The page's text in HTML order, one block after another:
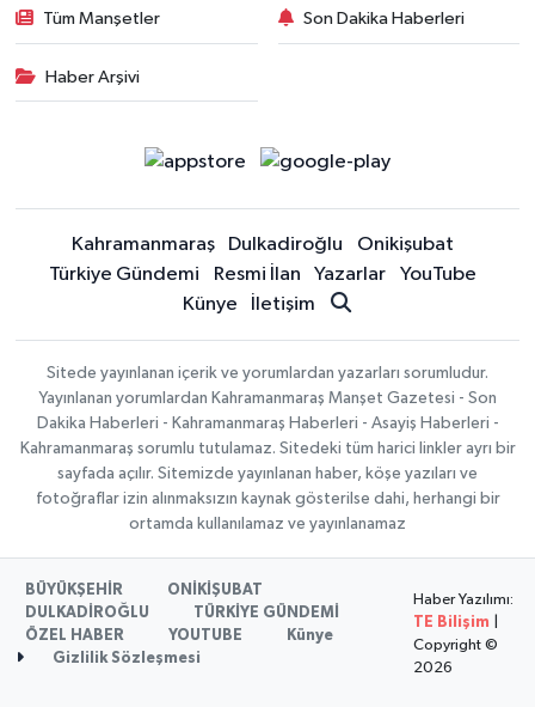
Tüm Manşetler Son Dakika Haberleri
Haber Arşivi
Kahramanmaraş Dulkadiroğlu
Onikişubat
Türkiye Gündemi
Resmi İlan Yazarlar
YouTube
Künye
İletişim
Sitede yayınlanan içerik ve yorumlardan yazarları sorumludur.
Yayınlanan yorumlardan Kahramanmaraş Manşet Gazetesi - Son
Dakika Haberleri - Kahramanmaraş Haberleri - Asayiş Haberleri -
Kahramanmaraş sorumlu tutulamaz. Sitedeki tüm harici linkler ayrı bir
sayfada açılır. Sitemizde yayınlanan haber, köşe yazıları ve
fotoğraflar izin alınmaksızın kaynak gösterilse dahi, herhangi bir
ortamda kullanılamaz ve yayınlanamaz
BÜYÜKŞEHİR
ONİKİŞUBAT
DULKADİROĞLU
TÜRKİYE GÜNDEMİ
ÖZEL HABER
YOUTUBE
Künye
Gizlilik Sözleşmesi
Haber Yazılımı:
TE Bilişim
Copyright ©
2026